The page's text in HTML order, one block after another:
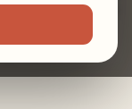
+ Alerte